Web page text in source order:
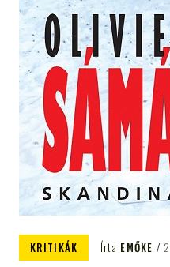
KRITIKÁK Írta EMŐKE